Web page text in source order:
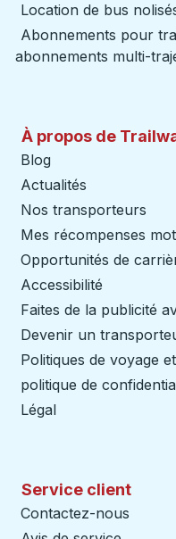
Location de bus
Abonnements pour
abonnements multi-
À propos de
Blog
Actualités
Nos transporteurs
Mes récompenses
Opportunités de
Accessibilité
Faites de la publicité
Devenir un
Politiques de voyage
politique de
Légal
Service client
Contactez-nous